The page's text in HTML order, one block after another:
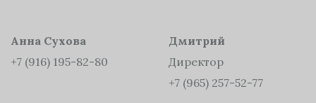
Анна Сухова
+7 (916) 195-82-80
Дмитрий
Директор
+7 (965) 257-52-77